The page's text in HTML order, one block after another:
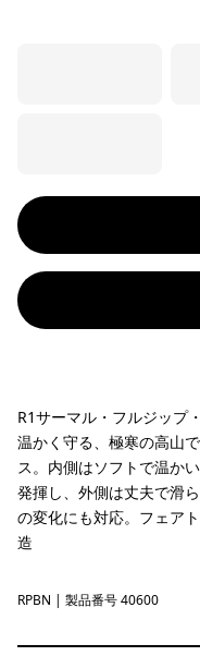
R1サーマル・フルジップ
温かく守る、極寒の高山
ス。内側はソフトで温か
発揮し、外側は丈夫で滑
の変化にも対応。フェア
造
Raptor Brown
RPBN | 製品番号 40600